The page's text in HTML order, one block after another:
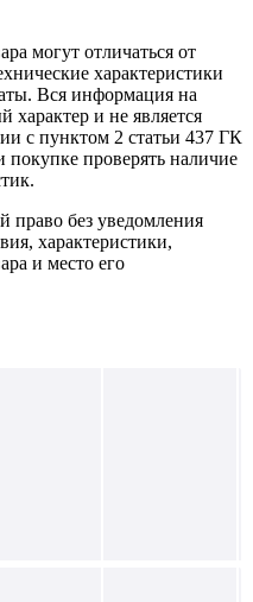
могут отличаться от
характеристики
Вся информация на
характер и не является
с пунктом 2 статьи 437 ГК
проверять наличие
право без уведомления
характеристики,
и место его